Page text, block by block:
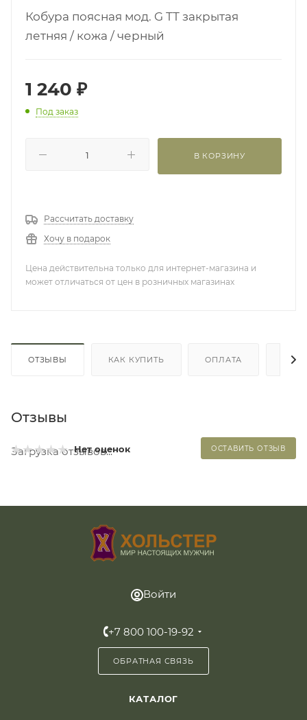
Кобура поясная мод. G ТТ закрытая
летняя / кожа / черный
1 240 ₽
Под заказ
В КОРЗИНУ
Рассчитать доставку
Хочу в подарок
Цена действительна только для интернет-магазина и
может отличаться от цен в розничных магазинах
ОТЗЫВЫ КАК КУПИТЬ ОПЛАТА
Отзывы
Нет оценок ОСТАВИТЬ ОТЗЫВ
Загрузка отзывов...
Войти
+7 800 100-19-92
ОБРАТНАЯ СВЯЗЬ
КАТАЛОГ